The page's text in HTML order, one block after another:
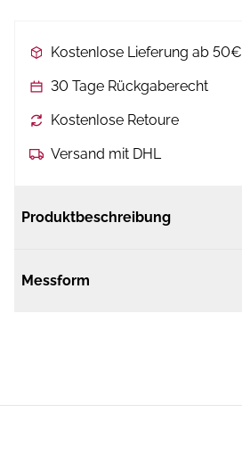
Kostenlose Lieferung ab 50€
30 Tage Rückgaberecht
Kostenlose Retoure
Versand mit DHL
Produktbeschreibung
Messform